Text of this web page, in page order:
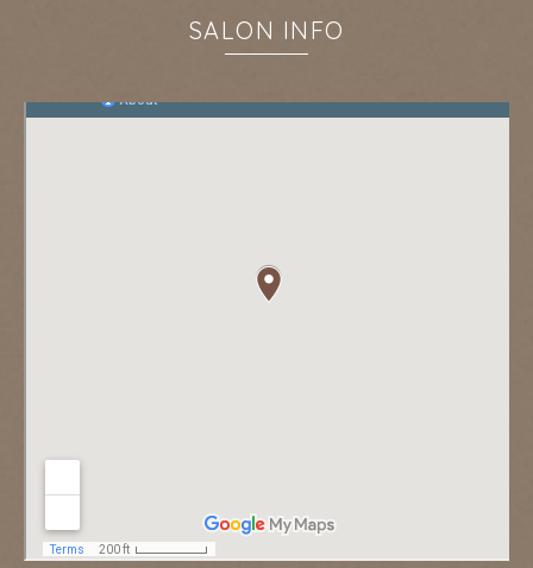
SALON INFO